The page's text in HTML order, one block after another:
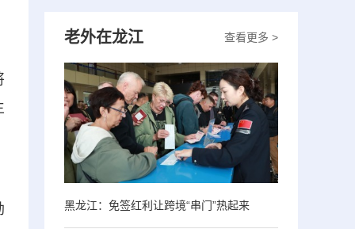
查看更多 >
老外在龙江
黑龙江：免签红利让跨境“串门”热起来